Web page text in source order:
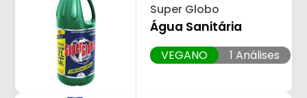
Super Globo
Água Sanitária
VEGANO 1 Análises